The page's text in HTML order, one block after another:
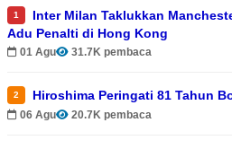
1
Inter Milan Taklukkan
Adu Penalti di Hong Kong
01 Agu 31.7K pembaca
2 Hiroshima Peringati 81 Tahun
06 Agu 20.7K pembaca